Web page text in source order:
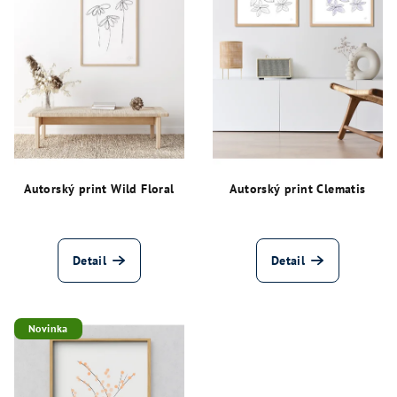
Autorský print Wild Floral
Detail
Autorský print Clematis
Detail
Novinka